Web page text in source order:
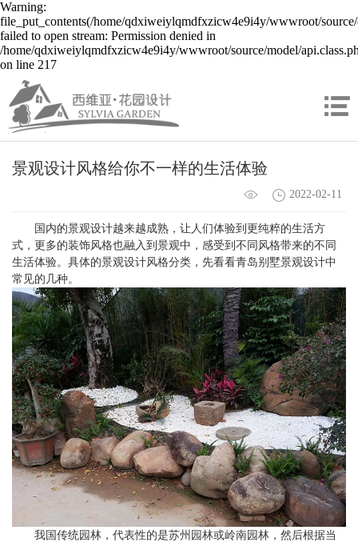
Warning:
file_put_contents(/home/qdxiweiylqmdfxzicw4e9i4y/wwwroot/source/
failed to open stream: Permission denied in
/home/qdxiweiylqmdfxzicw4e9i4y/wwwroot/source/model/
on line 217
景观设计风格给你不一样的生活体验
2022-02-11
国内的景观设计越来越成熟，让人们体验到更纯粹的生活方
式，更多的装饰风格也融入到景观中，感受到不同风格带来的不同
生活体验。具体的景观设计风格分类，先看看青岛别墅景观设计中
常见的几种。
我国传统园林，代表性的是苏州园林或岭南园林，然后根据当